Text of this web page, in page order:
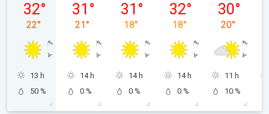
32°
22°
13 h
50 %
31 °
21°
14 h
0 %
31 °
18°
14 h
0 %
32°
18°
14 h
0 %
30°
20°
11 h
10 %